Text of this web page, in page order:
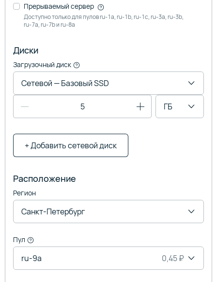
Прерываемый сервер
Доступно только для пуловru-1a,ru-1b,ru-1c,ru-3a,ru-3b,
ru-7a,ru-7b иru-8a
Диски
Загрузочный диск
Сетевой — Базовый SSD
ГБ
+ Добавить сетевой диск
Расположение
Регион
Санкт-Петербург
Пул
ru-9a 0,45 ₽